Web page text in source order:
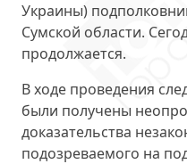
Украины)
Сумской области.
продолжается.
В ходе проведения
были получены
доказательства
подозреваемого на